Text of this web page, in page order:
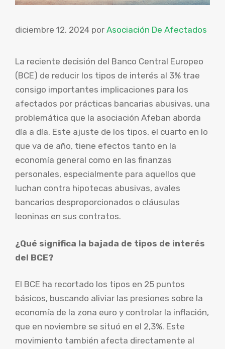
diciembre 12, 2024 por Asociación De Afectados
La reciente decisión del Banco Central Europeo
(BCE) de reducir los tipos de interés al 3% trae
consigo importantes implicaciones para los
afectados por prácticas bancarias abusivas, una
problemática que la asociación Afeban aborda
día a día. Este ajuste de los tipos, el cuarto en lo
que va de año, tiene efectos tanto en la
economía general como en las finanzas
personales, especialmente para aquellos que
luchan contra hipotecas abusivas, avales
bancarios desproporcionados o cláusulas
leoninas en sus contratos.
¿Qué significa la bajada de tipos de interés
del BCE?
El BCE ha recortado los tipos en 25 puntos
básicos, buscando aliviar las presiones sobre la
economía de la zona euro y controlar la inflación,
que en noviembre se situó en el 2,3%. Este
movimiento también afecta directamente al